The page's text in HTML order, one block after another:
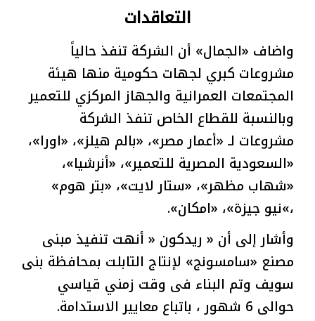
التعاقدات
واضاف «الجمال» أن الشركة تنفذ حالياً
مشروعات كبري لجهات حكومية منها هيئة
المجتمعات العمرانية والجهاز المركزي للتعمير
وبالنسبة للقطاع الخاص تنفذ الشركة
مشروعات لـ «أعمار مصر»، «بالم هيلز»، «اورا»،
«السعودية المصرية للتعمير»، «أنرشيا»،
«شهاب مظهر»، «ستار لايت»، «بتر هوم»
،»نيو جيزة»، «امكان».
وأشار إلى أن « ريدكون « أنهت تنفيذ مبنى
مصنع «سامسونج» لإنتاج التابلت بمحافظة بنى
سويف وتم البناء فى وقت زمني قياسي
حوالى 6 شهور ، باتباع معايير الاستدامة.